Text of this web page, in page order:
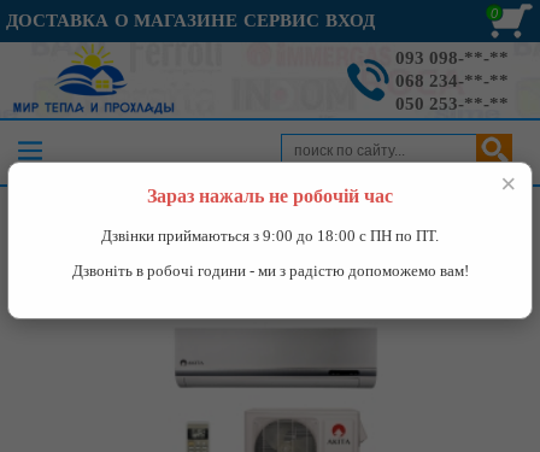
ДОСТАВКА О МАГАЗИНЕ СЕРВИС ВХОД 0
093 098-**-**
068 234-**-**
050 253-**-**
Кондиционеры»Кондиционер Akita ASH09L
×
Зараз нажаль не робочій час
Дзвінки приймаються з 9:00 до 18:00 с ПН по ПТ.
Дзвоніть в робочі години - ми з радістю допоможемо вам!